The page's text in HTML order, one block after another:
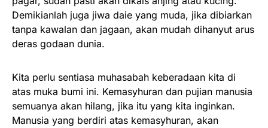
Demikianlah juga jiwa daie yang muda, jika dibiarkan
tanpa kawalan dan jagaan, akan mudah dihanyut arus
deras godaan dunia.
Kita perlu sentiasa muhasabah keberadaan kita di
atas muka bumi ini. Kemasyhuran dan pujian manusia
semuanya akan hilang, jika itu yang kita inginkan.
Manusia yang berdiri atas kemasyhuran, akan